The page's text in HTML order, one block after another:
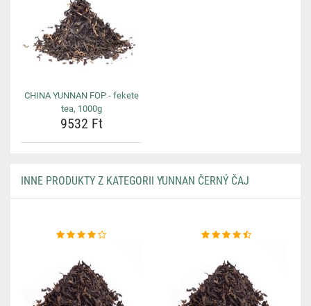
CHINA YUNNAN FOP - fekete
tea, 1000g
9532 Ft
INNE PRODUKTY Z KATEGORII YUNNAN ČERNÝ ČAJ